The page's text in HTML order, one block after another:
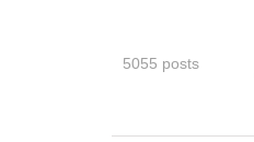
5055 posts